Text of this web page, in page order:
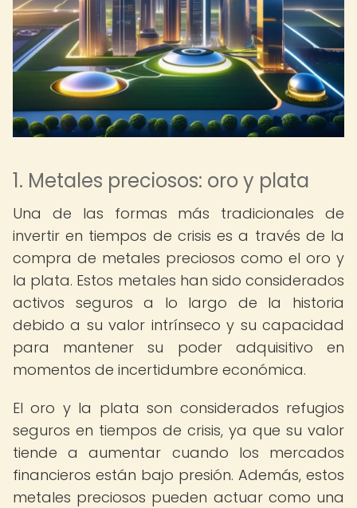
1. Metales preciosos: oro y plata
Una de las formas más tradicionales de
invertir en tiempos de crisis es a través de la
compra de metales preciosos como el oro y
la plata. Estos metales han sido considerados
activos seguros a lo largo de la historia
debido a su valor intrínseco y su capacidad
para mantener su poder adquisitivo en
momentos de incertidumbre económica.
El oro y la plata son considerados refugios
seguros en tiempos de crisis, ya que su valor
tiende a aumentar cuando los mercados
financieros están bajo presión. Además, estos
metales preciosos pueden actuar como una